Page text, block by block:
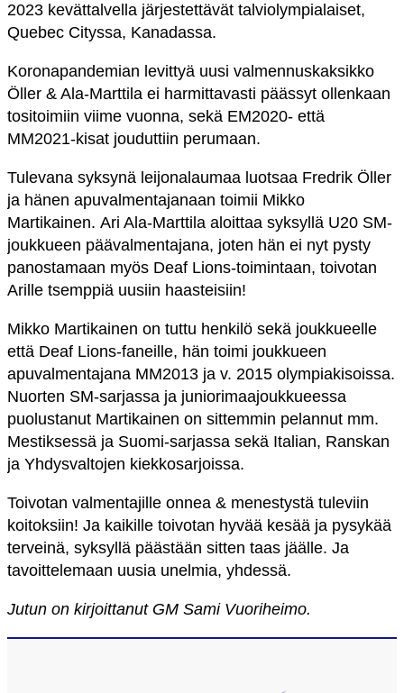
2023 kevättalvella järjestettävät talviolympialaiset,
Quebec Cityssa, Kanadassa.
Koronapandemian levittyä uusi valmennuskaksikko
Öller & Ala-Marttila ei harmittavasti päässyt ollenkaan
tositoimiin viime vuonna, sekä EM2020- että
MM2021-kisat jouduttiin perumaan.
Tulevana syksynä leijonalaumaa luotsaa Fredrik Öller
ja hänen apuvalmentajanaan toimii Mikko
Martikainen. Ari Ala-Marttila aloittaa syksyllä U20 SM-
joukkueen päävalmentajana, joten hän ei nyt pysty
panostamaan myös Deaf Lions-toimintaan, toivotan
Arille tsemppiä uusiin haasteisiin!
Mikko Martikainen on tuttu henkilö sekä joukkueelle
että Deaf Lions-faneille, hän toimi joukkueen
apuvalmentajana MM2013 ja v. 2015 olympiakisoissa.
Nuorten SM-sarjassa ja juniorimaajoukkueessa
puolustanut Martikainen on sittemmin pelannut mm.
Mestiksessä ja Suomi-sarjassa sekä Italian, Ranskan
ja Yhdysvaltojen kiekkosarjoissa.
Toivotan valmentajille onnea & menestystä tuleviin
koitoksiin! Ja kaikille toivotan hyvää kesää ja pysykää
terveinä, syksyllä päästään sitten taas jäälle. Ja
tavoittelemaan uusia unelmia, yhdessä.
Jutun on kirjoittanut GM Sami Vuoriheimo.